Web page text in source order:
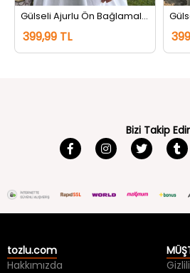
Gülseli Ajurlu Ön Bağlamalı Triko Hırka Krem
399,99 TL
Bizi Takip
tozlu.com
Hakkımızda